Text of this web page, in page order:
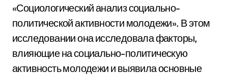
«Социологический анализ социально-
политической активности молодежи». В этом
исследовании она исследовала факторы,
влияющие на социально-политическую
активность молодежи и выявила основные